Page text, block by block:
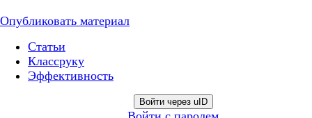
Опубликовать материал
Статьи
Классруку
Эффективность
Войти через uID